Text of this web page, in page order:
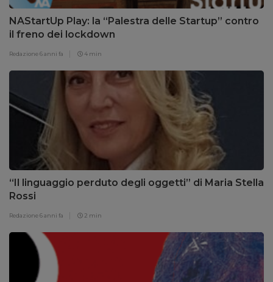
NAStartUp Play: la “Palestra delle Startup” contro
il freno dei lockdown
Redazione6 anni fa 4 min
“Il linguaggio perduto degli oggetti” di Maria Stella
Rossi
Redazione6 anni fa 2 min